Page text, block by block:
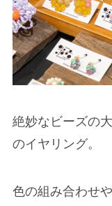
絶妙なビーズの
のイヤリング。
色の組み合わせ